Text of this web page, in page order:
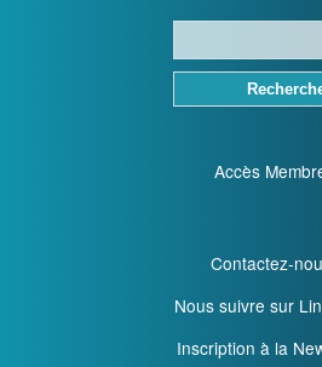
Accès
Contactez-
Nous suivre sur
Inscription à la